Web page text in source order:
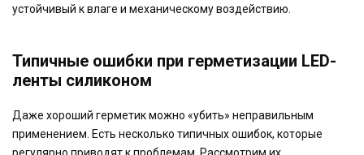
устойчивый к влаге и механическому воздействию.
Типичные ошибки при герметизации LED-
ленты силиконом
Даже хороший герметик можно «убить» неправильным
применением. Есть несколько типичных ошибок, которые